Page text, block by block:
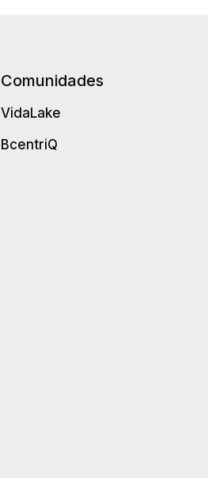
Comunidades
VidaLake
BcentriQ